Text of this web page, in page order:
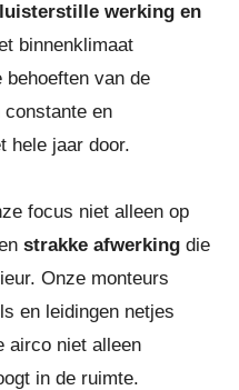
werking en
binnenklimaat
van de
en
hele jaar door.
focus niet alleen op
strakke afwerking die
Onze monteurs
en leidingen netjes
airco niet alleen
in de ruimte.